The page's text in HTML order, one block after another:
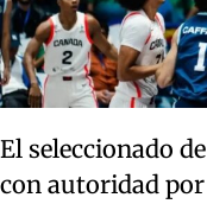
El seleccionado de
con autoridad por